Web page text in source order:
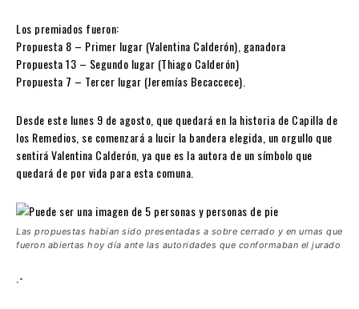
Los premiados fueron:
Propuesta 8 – Primer lugar (Valentina Calderón), ganadora
Propuesta 13 – Segundo lugar (Thiago Calderón)
Propuesta 7 – Tercer lugar (Jeremías Becaccece).
Desde este lunes 9 de agosto, que quedará en la historia de Capilla de
los Remedios, se comenzará a lucir la bandera elegida, un orgullo que
sentirá Valentina Calderón, ya que es la autora de un símbolo que
quedará de por vida para esta comuna.
Las propuestas habían sido presentadas a sobre cerrado y en urnas que
fueron abiertas hoy día ante las autoridades que conformaban el jurado
.-